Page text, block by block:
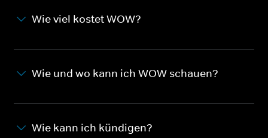
Wie viel kostet WOW?
Wie und wo kann ich WOW schauen?
Wie kann ich kündigen?